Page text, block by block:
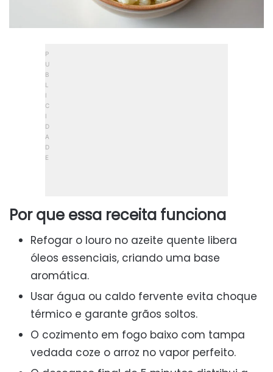
Por que essa receita funciona
Refogar o louro no azeite quente libera
óleos essenciais, criando uma base
aromática.
Usar água ou caldo fervente evita choque
térmico e garante grãos soltos.
O cozimento em fogo baixo com tampa
vedada coze o arroz no vapor perfeito.